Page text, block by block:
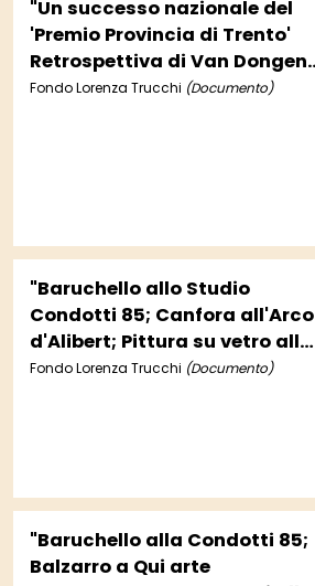
"Un successo nazionale del
'Premio Provincia di Trento'
Retrospettiva di Van Dongen
a Parigi; Dante e Giotto;
Fondo Lorenza Trucchi (Documento)
"Baruchello allo Studio
Condotti 85; Canfora all'Arco
d'Alibert; Pittura su vetro alla
Feluca e alla Biblioteca
Fondo Lorenza Trucchi (Documento)
"Baruchello alla Condotti 85;
Balzarro a Qui arte